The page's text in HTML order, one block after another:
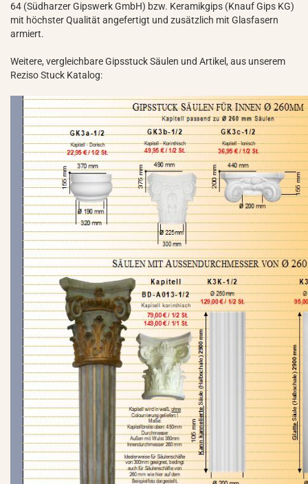
64 (Südharzer Gipswerk GmbH) bzw. Keramikgips (Knauf Gips KG)
mit höchster Qualität angefertigt und zusätzlich mit Glasfasern
armiert.
Weitere, vergleichbare Gipsstuck Säulen und Artikel, aus unserem
Reziso Stuck Katalog: